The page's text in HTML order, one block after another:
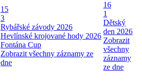
15
3
Rybářské závody 2026
Hevlínské krojované hody 2026
Fontána Cup
Zobrazit všechny záznamy ze
dne
16
1
Dětský
den 2026
Zobrazit
všechny
záznamy
ze dne